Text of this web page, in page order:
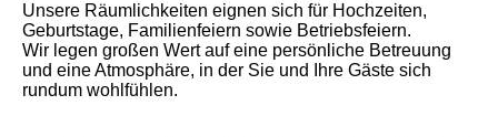
Unsere Räumlichkeiten eignen sich für Hochzeiten,
Geburtstage, Familienfeiern sowie Betriebsfeiern.
Wir legen großen Wert auf eine persönliche Betreuung
und eine Atmosphäre, in der Sie und Ihre Gäste sich
rundum wohlfühlen.